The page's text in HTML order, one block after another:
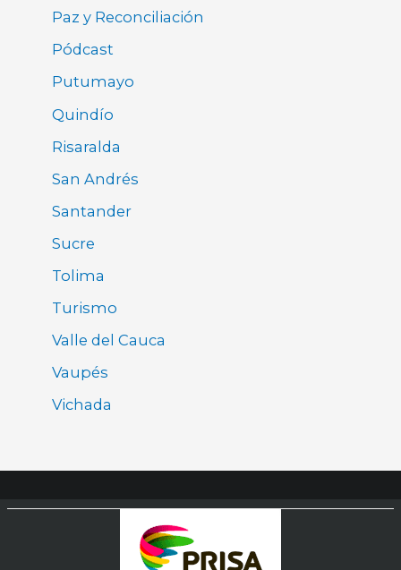
Paz y Reconciliación
Pódcast
Putumayo
Quindío
Risaralda
San Andrés
Santander
Sucre
Tolima
Turismo
Valle del Cauca
Vaupés
Vichada